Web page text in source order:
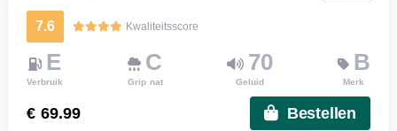
7.6 Kwaliteitsscore
E
Verbruik
C
Grip nat
70
Geluid
B
Merk
€ 69.99 Bestellen